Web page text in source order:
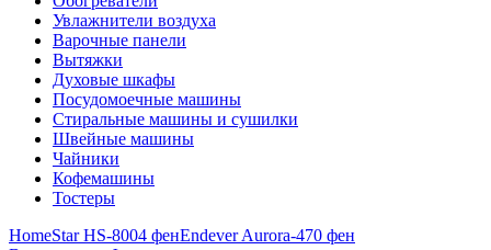
Увлажнители воздуха
Варочные панели
Вытяжки
Духовые шкафы
Посудомоечные машины
Стиральные машины и сушилки
Швейные машины
Чайники
Кофемашины
Тостеры
HomeStar HS-8004 фенEndever Aurora-470 фен